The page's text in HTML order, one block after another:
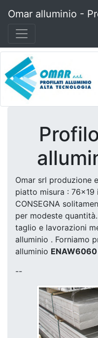
Omar alluminio -
Omar srl produzione
piatto misura : 76x19
CONSEGNA
per modeste
taglio e lavorazioni
alluminio . Forniamo
alluminio ENAW6060
--